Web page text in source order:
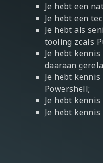
Je hebt een
Je hebt een
Je hebt als
tooling zoals
Je hebt
daaraan
Je hebt
Powershell;
Je hebt kennis
Je hebt kennis